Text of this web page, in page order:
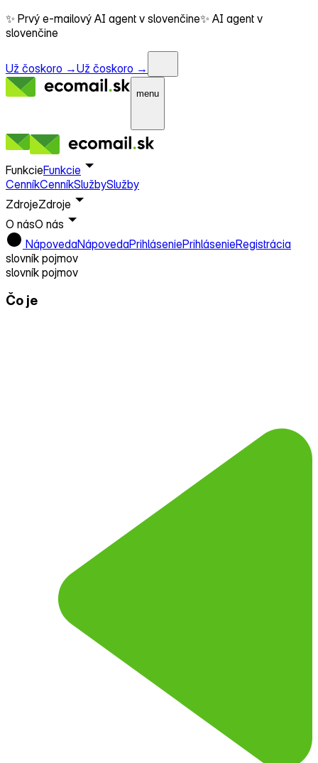
✨ Prvý e-mailový AI agent v slovenčine✨ AI agent v
slovenčine
Už čoskoro →Už čoskoro →
menu
FunkcieFunkcie
CenníkCenníkSlužbySlužby
ZdrojeZdroje
O násO nás
NápovedaNápovedaPrihláseniePrihlásenieRegistrácia
slovník pojmov
slovník pojmov
Čo je